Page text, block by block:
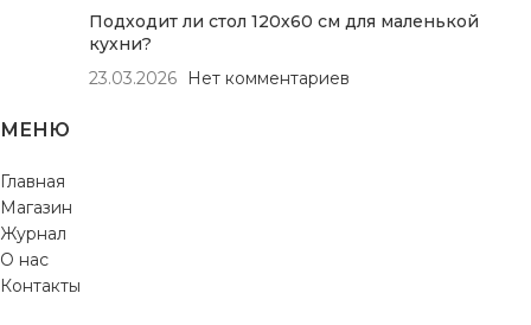
Подходит ли стол 120х60 см для маленькой
кухни?
23.03.2026
Нет комментариев
МЕНЮ
Главная
Магазин
Журнал
О нас
Контакты